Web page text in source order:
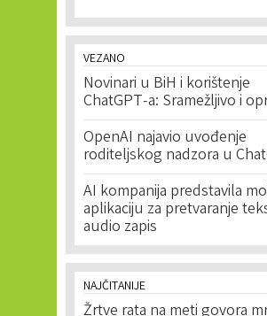
VEZANO
Novinari u BiH i korištenje
ChatGPT-a: Sramežljivo i
OpenAI najavio uvođenje
roditeljskog nadzora u
AI kompanija predstavila
aplikaciju za pretvaranje
audio zapis
NAJČITANIJE